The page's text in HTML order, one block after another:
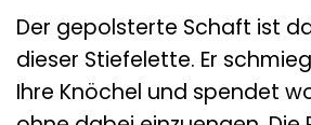
Der gepolsterte Schaft ist
dieser Stiefelette. Er
Ihre Knöchel und spendet